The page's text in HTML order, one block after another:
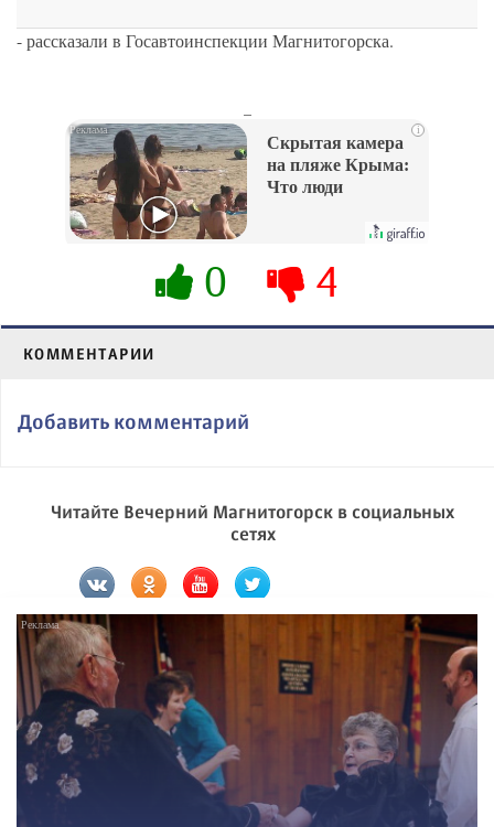
- рассказали в Госавтоинспекции Магнитогорска.
i
Скрытая камера
на пляже Крыма:
Что люди
их не видят...
0 4
КОММЕНТАРИИ
Добавить комментарий
Читайте Вечерний Магнитогорск в социальных
сетях